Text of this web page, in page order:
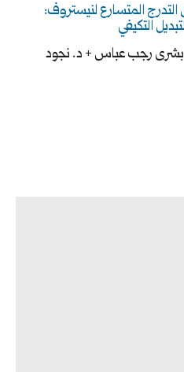
المتسارع لنيستروف:
التكيفي
رجب عباس + د. نجود